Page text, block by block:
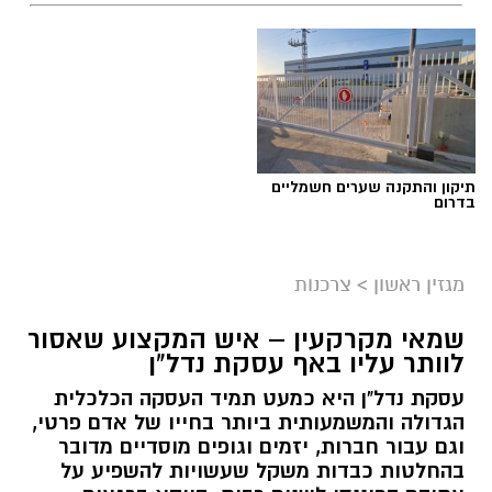
תיקון והתקנה שערים חשמליים
בדרום
מגזין ראשון > צרכנות
שמאי מקרקעין – איש המקצוע שאסור
לוותר עליו באף עסקת נדל"ן
עסקת נדל"ן היא כמעט תמיד העסקה הכלכלית
הגדולה והמשמעותית ביותר בחייו של אדם פרטי,
וגם עבור חברות, יזמים וגופים מוסדיים מדובר
בהחלטות כבדות משקל שעשויות להשפיע על